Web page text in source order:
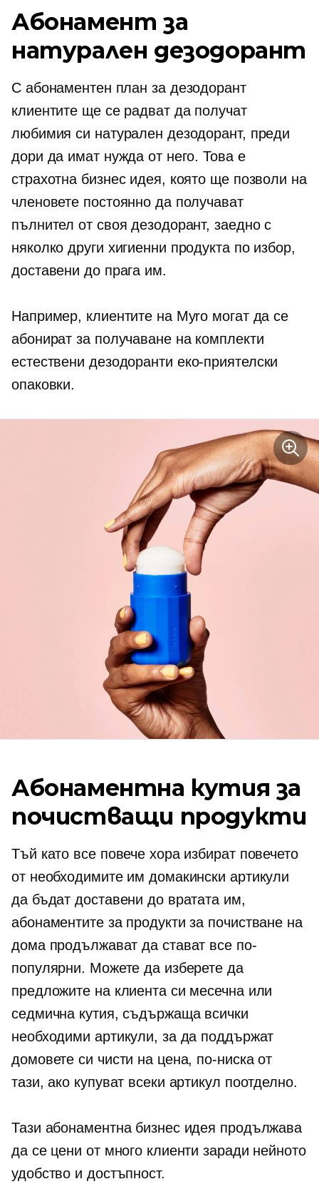
Абонамент за
натурален дезодорант
С абонаментен план за дезодорант
клиентите ще се радват да получат
любимия си натурален дезодорант, преди
дори да имат нужда от него. Това е
страхотна бизнес идея, която ще позволи на
членовете постоянно да получават
пълнител от своя дезодорант, заедно с
няколко други хигиенни продукта по избор,
доставени до прага им.
Например, клиентите на Myro могат да се
абонират за получаване на комплекти
естествени дезодоранти еко-приятелски
опаковки.
Абонаментна кутия за
почистващи продукти
Тъй като все повече хора избират повечето
от необходимите им домакински артикули
да бъдат доставени до вратата им,
абонаментите за продукти за почистване на
дома продължават да стават все по-
популярни. Можете да изберете да
предложите на клиента си месечна или
седмична кутия, съдържаща всички
необходими артикули, за да поддържат
домовете си чисти на цена, по-ниска от
тази, ако купуват всеки артикул поотделно.
Тази абонаментна бизнес идея продължава
да се цени от много клиенти заради нейното
удобство и достъпност.